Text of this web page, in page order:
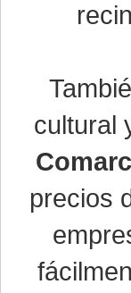
cultural
precios